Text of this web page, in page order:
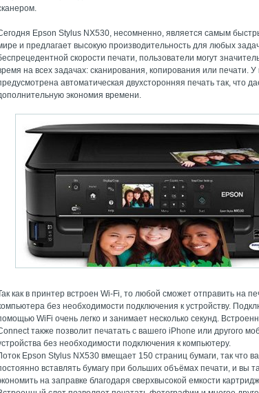
Epson Stylus NX530, несомненно, является самым
и предлагает высокую производительность для любых
скорости печати, пользователи могут
на всех задачах: сканирования, копирования или печати. У
автоматическая двухсторонняя печать так, что
экономия времени.
как в принтер встроен Wi-Fi, то любой сможет отправить на
без необходимости подключения к устройству.
WiFi очень легко и занимает несколько секунд.
также позволит печатать с вашего iPhone или другого
без необходимости подключения к компьютеру.
Epson Stylus NX530 вмещает 150 страниц бумаги, так что
вставлять бумагу при больших объёмах печати, и вы
на заправке благодаря сверхвысокой емкости